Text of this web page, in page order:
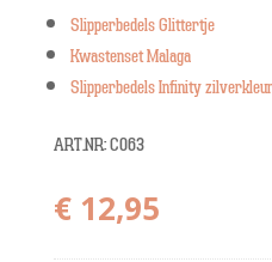
Slipperbedels Glittertje
Kwastenset Malaga
Slipperbedels Infinity
ART.NR: C063
€12,95